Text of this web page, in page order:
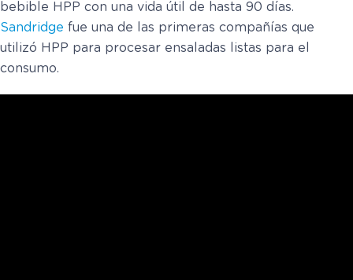
bebible HPP con una vida útil de hasta 90 días.
Sandridge fue una de las primeras compañías que
utilizó HPP para procesar ensaladas listas para el
consumo.